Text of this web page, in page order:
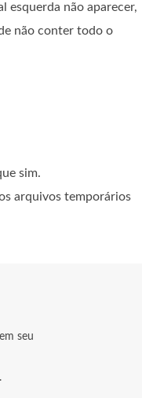
esquerda não aparecer,
não conter todo o
sim.
arquivos temporários
seu